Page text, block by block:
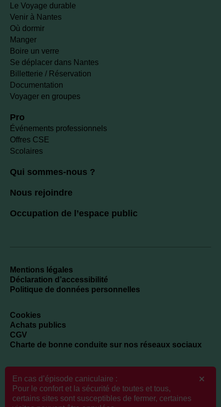
Le Voyage durable
Venir à Nantes
Où dormir
Manger
Boire un verre
Se déplacer dans Nantes
Billetterie / Réservation
Documentation
Voyager en groupes
Pro
Événements professionnels
Offres CSE
Scolaires
Qui sommes-nous ?
Nous rejoindre
Occupation de l’espace public
Mentions légales
Déclaration d’accessibilité
Politique de données personnelles
Cookies
Achats publics
CGV
Charte de bonne conduite sur nos réseaux sociaux
Newsletter
En cas d’épisode caniculaire :
Pour le confort et la sécurité de toutes et tous,
certains sites sont susceptibles de fermer, certaines